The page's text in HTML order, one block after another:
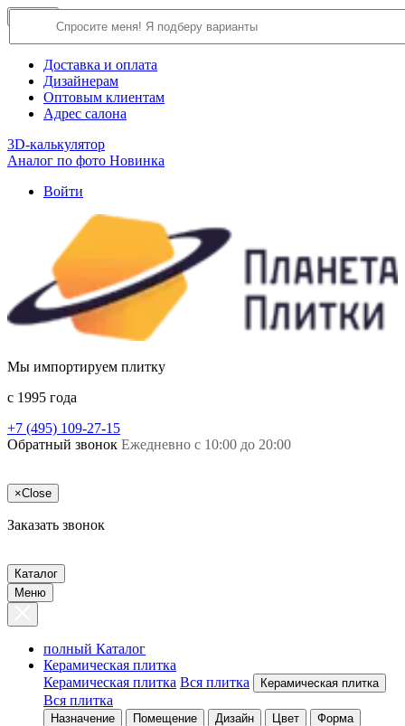
О компании
Доставка и оплата
Дизайнерам
Оптовым клиентам
Адрес салона
3D-калькулятор
Аналог по фото Новинка
Войти
Мы импортируем плитку
c 1995 года
+7 (495) 109-27-15
Обратный звонок Ежедневно с 10:00 до 20:00
×Close
Заказать звонок
Каталог
Меню
полный Каталог
Керамическая плитка
Керамическая плитка Вся плитка Керамическая плитка
Вся плитка
Назначение Помещение Дизайн Цвет
Форма